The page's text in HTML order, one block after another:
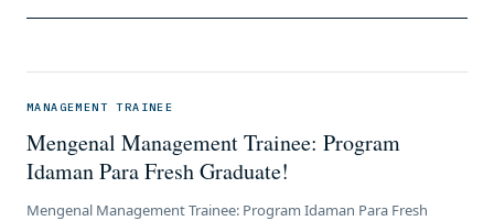
MANAGEMENT TRAINEE
Mengenal Management Trainee: Program
Idaman Para Fresh Graduate!
Mengenal Management Trainee: Program Idaman Para Fresh